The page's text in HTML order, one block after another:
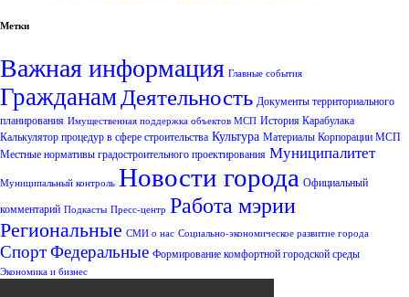
Метки
Важная информация Главные события
Гражданам Деятельность Документы территориального
планирования Имущественная поддержка объектов МСП История Карабулака
Калькулятор процедур в сфере строительства Культура Материалы Корпорации МСП
Местные нормативы градостроительного проектирования Муниципалитет
Муниципальный контроль Новости города Официальный
комментарий Подкасты Пресс-центр Работа мэрии
Региональные СМИ о нас Социально-экономическое развитие города
СпортФедеральные Формирование комфортной городской среды
Экономика и бизнес